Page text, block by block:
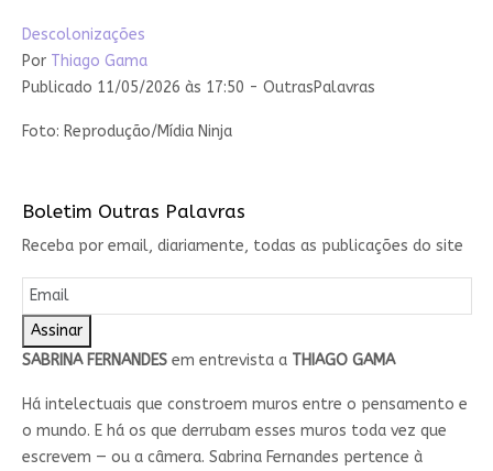
Descolonizações
Por Thiago Gama
Publicado 11/05/2026 às 17:50 - OutrasPalavras
Foto: Reprodução/Mídia Ninja
Boletim Outras Palavras
Receba por email, diariamente, todas as publicações do site
Assinar
SABRINA FERNANDESem entrevista a THIAGO GAMA
Há intelectuais que constroem muros entre o pensamento e
o mundo. E há os que derrubam esses muros toda vez que
escrevem — ou a câmera. Sabrina Fernandes pertence à